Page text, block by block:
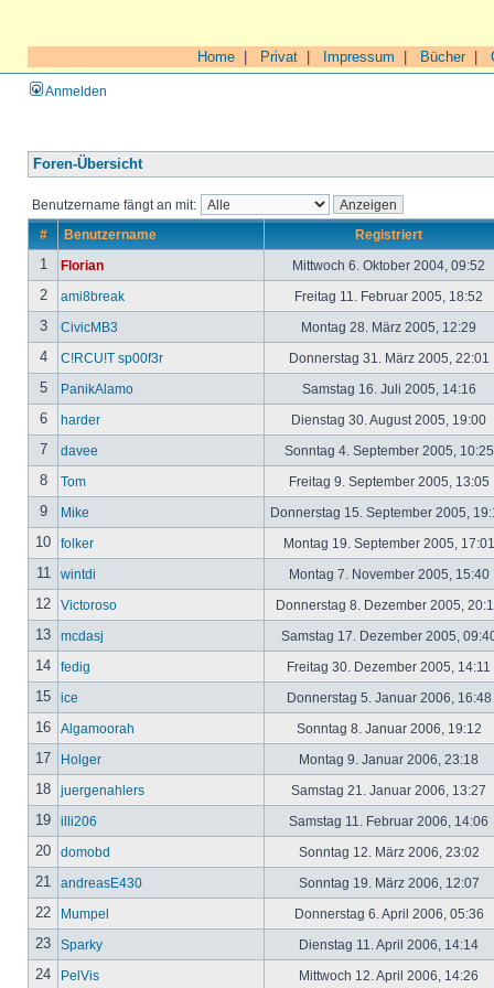
Home Privat Impressum Bücher|
Anmelden
Foren-Übersicht
Benutzername fängt an mit:
# Benutzername Registriert
1 Florian Mittwoch 6. Oktober 2004, 09:52
2 ami8break Freitag 11. Februar 2005, 18:52
3 CivicMB3 Montag 28. März 2005, 12:29
4 C!RCU!T sp00f3r Donnerstag 31. März 2005, 22:01
5 PanikAlamo Samstag 16. Juli 2005, 14:16
6 harder Dienstag 30. August 2005, 19:00
7 davee Sonntag 4. September 2005,
8 Tom Freitag 9. September 2005, 13:05
9 Mike Donnerstag 15. September 2005,
10 folker Montag 19. September 2005,
11 wintdi Montag 7. November 2005, 15:40
12 Victoroso Donnerstag 8. Dezember 2005,
13 mcdasj Samstag 17. Dezember 2005,
14 fedig Freitag 30. Dezember 2005, 14:11
15 ice Donnerstag 5. Januar 2006, 16:48
16 Algamoorah Sonntag 8. Januar 2006, 19:12
17 Holger Montag 9. Januar 2006, 23:18
18 juergenahlers Samstag 21. Januar 2006, 13:27
19 illi206 Samstag 11. Februar 2006, 14:06
20 domobd Sonntag 12. März 2006, 23:02
21 andreasE430 Sonntag 19. März 2006, 12:07
22 Mumpel Donnerstag 6. April 2006, 05:36
23 Sparky Dienstag 11. April 2006, 14:14
24 PelVis Mittwoch 12. April 2006, 14:26